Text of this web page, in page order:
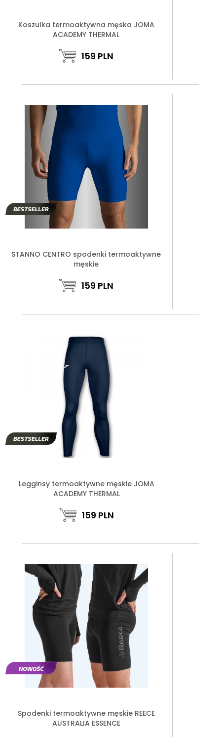
Koszulka termoaktywna męska JOMA
ACADEMY THERMAL
159 PLN
STANNO CENTRO spodenki termoaktywne
męskie
159 PLN
Legginsy termoaktywne męskie JOMA
ACADEMY THERMAL
159 PLN
Spodenki termoaktywne męskie REECE
AUSTRALIA ESSENCE